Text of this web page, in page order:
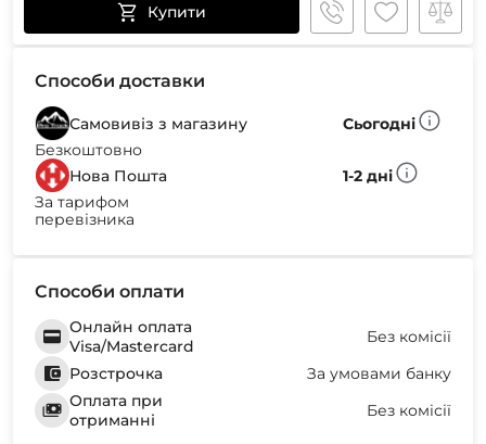
Купити
Способи доставки
Самовивіз з магазину
Сьогодні
Безкоштовно
Нова Пошта
1-2 дні
За тарифом
перевізника
Способи оплати
Онлайн оплата
Visa/Mastercard
Без комісії
Розстрочка
За умовами банку
Оплата при
отриманні
Без комісії